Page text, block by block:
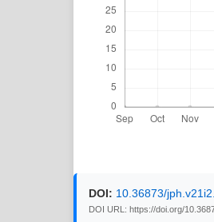
DOI: 10.36873/
DOI URL: https://doi.org/